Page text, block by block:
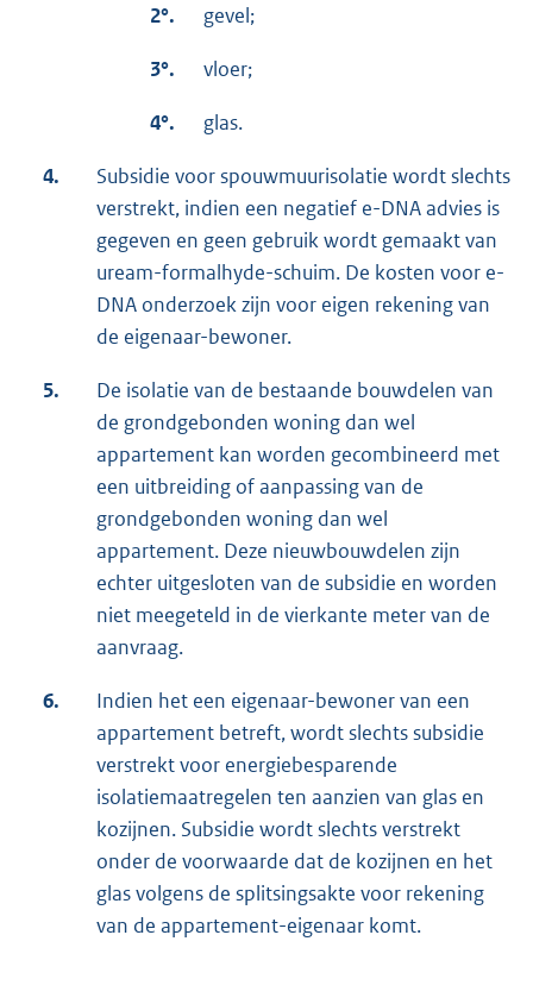
2°. gevel;
3°. vloer;
4°. glas.
4.
Subsidie voor spouwmuurisolatie wordt slechts
verstrekt, indien een negatief e-DNA advies is
gegeven en geen gebruik wordt gemaakt van
uream-formalhyde-schuim. De kosten voor e-
DNA onderzoek zijn voor eigen rekening van
de eigenaar-bewoner.
5.
De isolatie van de bestaande bouwdelen van
de grondgebonden woning dan wel
appartement kan worden gecombineerd met
een uitbreiding of aanpassing van de
grondgebonden woning dan wel
appartement. Deze nieuwbouwdelen zijn
echter uitgesloten van de subsidie en worden
niet meegeteld in de vierkante meter van de
aanvraag.
6.
Indien het een eigenaar-bewoner van een
appartement betreft, wordt slechts subsidie
verstrekt voor energiebesparende
isolatiemaatregelen ten aanzien van glas en
kozijnen. Subsidie wordt slechts verstrekt
onder de voorwaarde dat de kozijnen en het
glas volgens de splitsingsakte voor rekening
van de appartement-eigenaar komt.